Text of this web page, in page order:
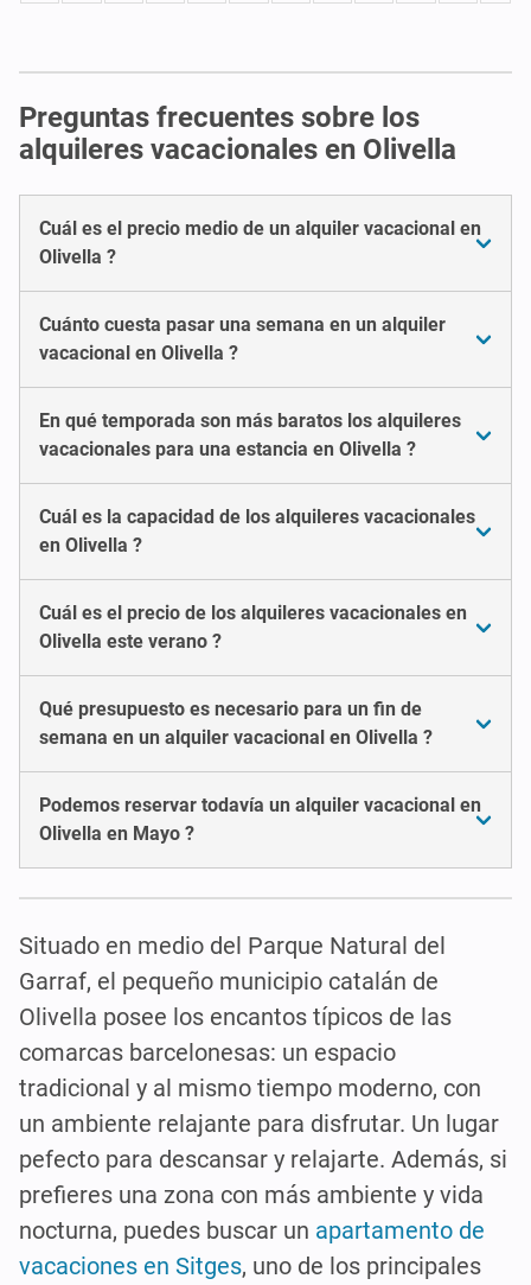
Preguntas frecuentes sobre los
alquileres vacacionales en Olivella
Cuál es el precio medio de un alquiler vacacional en
Olivella ?
Cuánto cuesta pasar una semana en un alquiler
vacacional en Olivella ?
En qué temporada son más baratos los alquileres
vacacionales para una estancia en Olivella ?
Cuál es la capacidad de los alquileres vacacionales
en Olivella ?
Cuál es el precio de los alquileres vacacionales en
Olivella este verano ?
Qué presupuesto es necesario para un fin de
semana en un alquiler vacacional en Olivella ?
Podemos reservar todavía un alquiler vacacional en
Olivella en Mayo ?
Situado en medio del Parque Natural del
Garraf, el pequeño municipio catalán de
Olivella posee los encantos típicos de las
comarcas barcelonesas: un espacio
tradicional y al mismo tiempo moderno, con
un ambiente relajante para disfrutar. Un lugar
pefecto para descansar y relajarte. Además, si
prefieres una zona con más ambiente y vida
nocturna, puedes buscar un apartamento de
vacaciones en Sitges, uno de los principales